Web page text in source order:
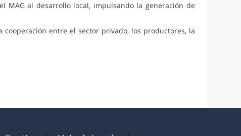
MAG al desarrollo local, impulsando la generación de
cooperación entre el sector privado, los productores, la